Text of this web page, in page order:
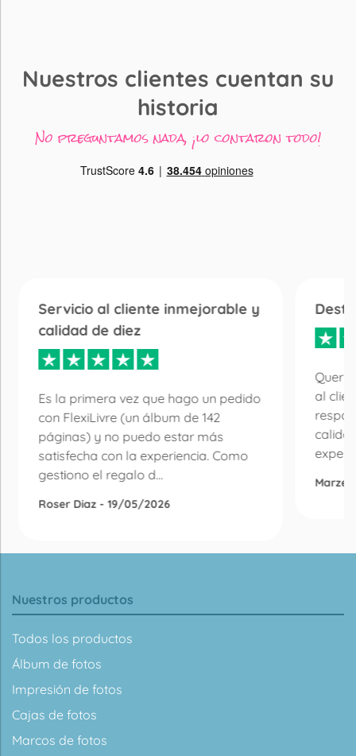
Nuestros clientes cuentan su
historia
No preguntamos nada, ¡lo contaron todo!
Servicio al cliente inmejorable y
calidad de diez
Es la primera vez que hago un pedido
con FlexiLivre (un álbum de 142
páginas) y no puedo estar más
satisfecha con la experiencia. Como
gestiono el regalo d...
Roser Diaz - 19/05/2026
al
Nuestros productos
Todos los productos
Álbum de fotos
Impresión de fotos
Cajas de fotos
Marcos de fotos